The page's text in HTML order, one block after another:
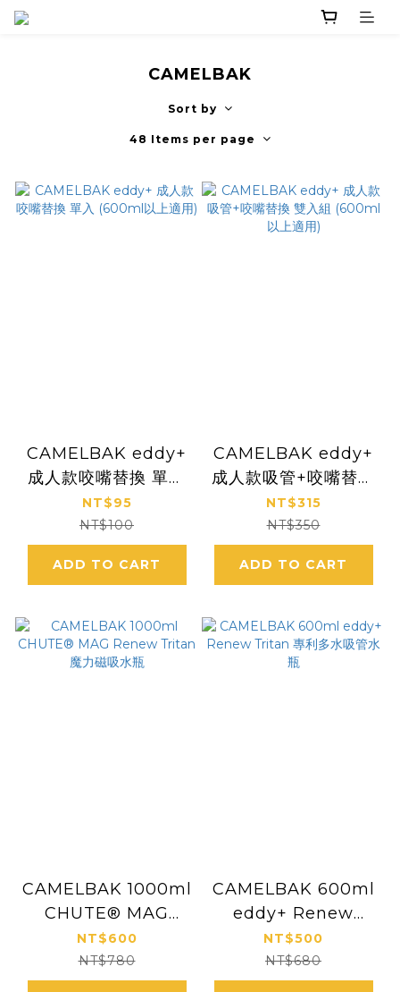
CAMELBAK
Sort by
48 Items per page
CAMELBAK eddy+
成人款咬嘴替換 單入
(600ml以上適用)
NT$95
NT$100
ADD TO CART
CAMELBAK eddy+
成人款吸管+咬嘴替換
雙入組 (600ml以上
適用)
NT$315
NT$350
ADD TO CART
CAMELBAK 1000ml
CHUTE® MAG
Renew Tritan 魔力
磁吸水瓶
NT$600
NT$780
CAMELBAK 600ml
eddy+ Renew
Tritan 專利多水吸管
水瓶
NT$500
NT$680